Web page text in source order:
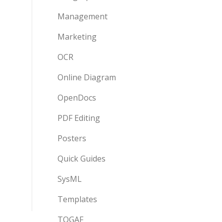
Management
Marketing
OCR
Online Diagram
OpenDocs
PDF Editing
Posters
Quick Guides
SysML
Templates
TOGAF